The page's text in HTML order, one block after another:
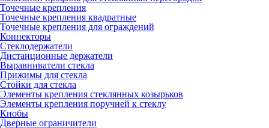
Точечные крепления
Точечные крепления квадратные
Точечные крепления для ограждений
Коннекторы
Стеклодержатели
Дистанционные держатели
Выравниватели стекла
Прижимы для стекла
Стойки для стекла
Элементы крепления стеклянных козырьков
Элементы крепления поручней к стеклу
Кнобы
Дверные ограничители